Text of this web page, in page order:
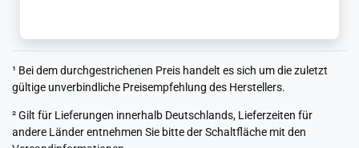
¹ Bei dem durchgestrichenen Preis handelt es sich um die zuletzt
gültige unverbindliche Preisempfehlung des Herstellers.
² Gilt für Lieferungen innerhalb Deutschlands, Lieferzeiten für
andere Länder entnehmen Sie bitte der Schaltfläche mit den